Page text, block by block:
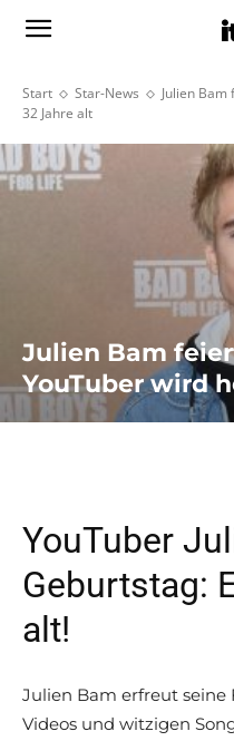
Start Star-News
Julien
32 Jahre alt
Julien Bam
YouTuber wird
YouTuber
Geburtstag:
alt!
Julien Bam erfreut seine
Videos und witzigen